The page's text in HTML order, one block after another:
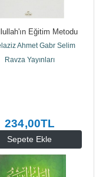
Sepete Ekle
Eğitim Metodu
Ahmet Gabr Selim
Ravza Yayınları
234,00TL